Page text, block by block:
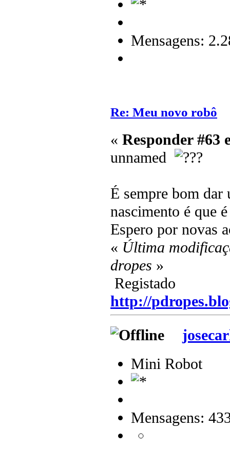
Mensagens:
Re: Meu novo robô
« Responder #63
unnamed
É sempre bom dar
nascimento é que
Espero por novas
« Última
dropes »
Registado
http://
Mini Robot
Mensagens: